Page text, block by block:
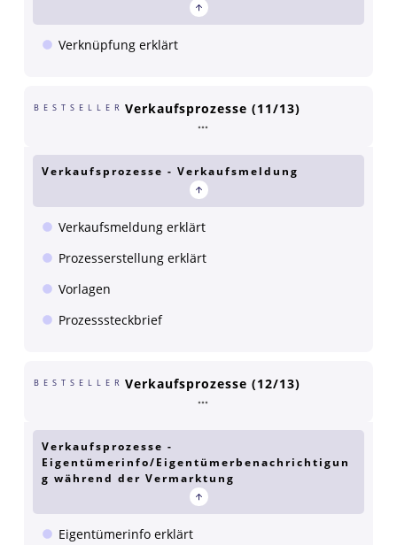
Verknüpfung erklärt
BESTSELLER Verkaufsprozesse (11/13)
Verkaufsprozesse - Verkaufsmeldung
Verkaufsmeldung erklärt
Prozesserstellung erklärt
Vorlagen
Prozesssteckbrief
BESTSELLER Verkaufsprozesse (12/13)
Verkaufsprozesse -
Eigentümerinfo/Eigentümerbenachrichtigun
g während der Vermarktung
Eigentümerinfo erklärt